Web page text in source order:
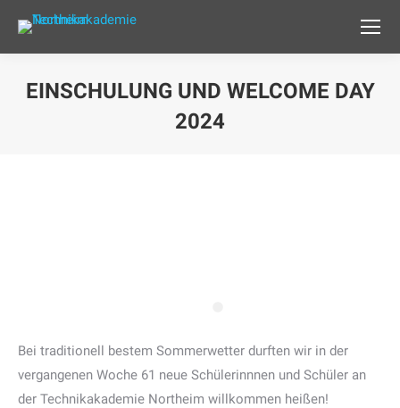
EINSCHULUNG UND WELCOME DAY
2024
Bei traditionell bestem Sommerwetter durften wir in der
vergangenen Woche 61 neue Schülerinnnen und Schüler an
der Technikakademie Northeim willkommen heißen!